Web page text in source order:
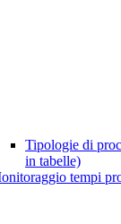
Tipologie di
in tabelle)
tempi